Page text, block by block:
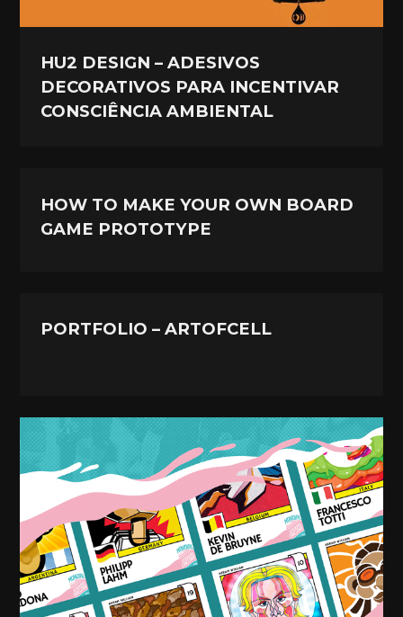
HU2 DESIGN – ADESIVOS
DECORATIVOS PARA INCENTIVAR
CONSCIÊNCIA AMBIENTAL
HOW TO MAKE YOUR OWN BOARD
GAME PROTOTYPE
PORTFOLIO – ARTOFCELL